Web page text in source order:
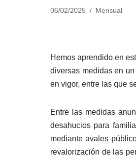
06/02/2025 Mensual
Hemos aprendido en
diversas medidas en
en vigor, entre las que
Entre las medidas
desahucios para
mediante avales
revalorización de las